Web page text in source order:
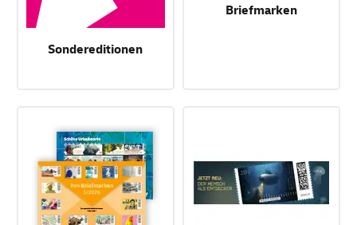
Sondereditionen
Briefmarken